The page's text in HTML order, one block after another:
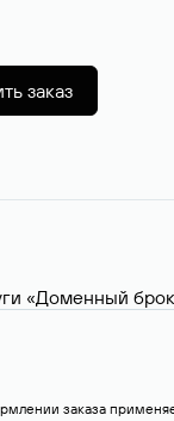
заказ
«Доменный
заказа